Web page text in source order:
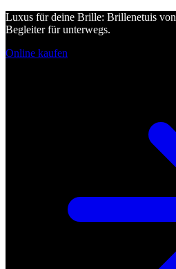
Luxus für deine Brille: Brillenetuis von
Begleiter für unterwegs.
Online kaufen